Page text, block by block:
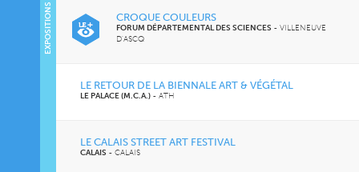
CROQUE COULEURS
FORUM DÉPARTEMENTAL DES SCIENCES - VILLENEUVE
D'ASCQ
LE RETOUR DE LA BIENNALE ART & VÉGÉTAL
LE PALACE (M.C.A.) - ATH
LE CALAIS STREET ART FESTIVAL
CALAIS - CALAIS
EXPOSITIONS